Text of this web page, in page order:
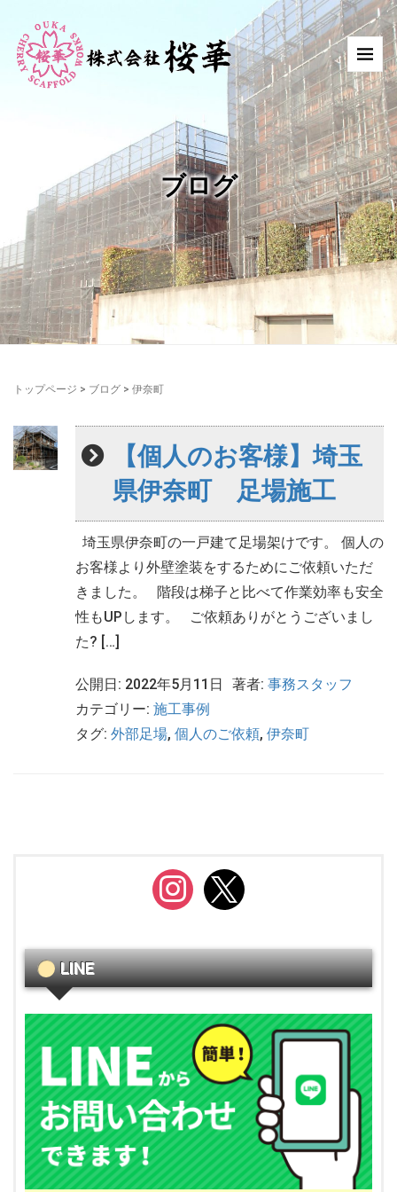
ブログ
トップページ > ブログ > 伊奈町
【個人のお客様】埼玉
県伊奈町 足場施工
埼玉県伊奈町の一戸建て足場架けです。 個人の
お客様より外壁塗装をするためにご依頼いただ
きました。 階段は梯子と比べて作業効率も安全
性もUPします。 ご依頼ありがとうございまし
た? […]
公開日: 2022年5月11日 著者: 事務スタッフ
カテゴリー: 施工事例
タグ: 外部足場, 個人のご依頼, 伊奈町
instagram
x
LINE